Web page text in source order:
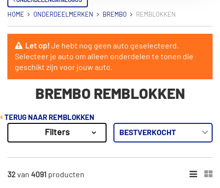
HOME ONDERDEELMERKEN BREMBO REMBLOKKEN
Let op!Je hebt nog geen auto geselecteerd.
Selecteer je auto om alleen onderdelen te tonen die
geschikt zijn voor jouw auto.
BREMBO REMBLOKKEN
TERUG NAAR REMBLOKKEN
Resultaten
×
Tweedelige remschijf (646)
Filters
32van 4091 producten